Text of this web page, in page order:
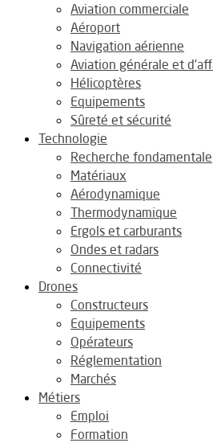
Aviation commerciale
Aéroport
Navigation aérienne
Aviation générale et
Hélicoptères
Equipements
Sûreté et sécurité
Technologie
Recherche fondamentale
Matériaux
Aérodynamique
Thermodynamique
Ergols et carburants
Ondes et radars
Connectivité
Drones
Constructeurs
Equipements
Opérateurs
Réglementation
Marchés
Métiers
Emploi
Formation